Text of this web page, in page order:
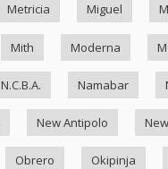
Metricia Miguel
Mith Moderna
N.C.B.A. Namabar
New Antipolo
Obrero Okipinja